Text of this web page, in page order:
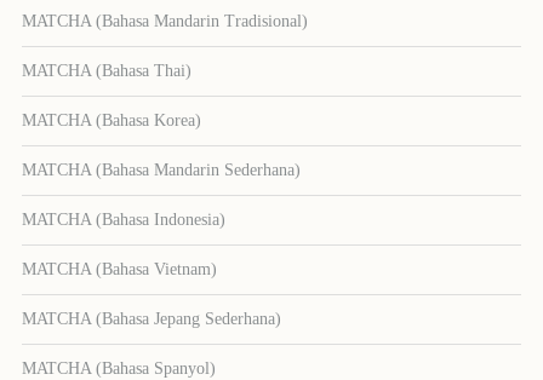
MATCHA (Bahasa Mandarin Tradisional)
MATCHA (Bahasa Thai)
MATCHA (Bahasa Korea)
MATCHA (Bahasa Mandarin Sederhana)
MATCHA (Bahasa Indonesia)
MATCHA (Bahasa Vietnam)
MATCHA (Bahasa Jepang Sederhana)
MATCHA (Bahasa Spanyol)